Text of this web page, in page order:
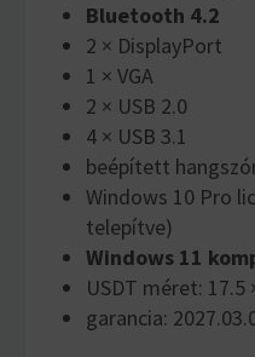
Bluetooth 4.2
2 × DisplayPort
1 × VGA
2 × USB 2.0
4 × USB 3.1
beépített
Windows 10 Pro
telepítve)
Windows 11
USDT méret: 17.5
garancia: